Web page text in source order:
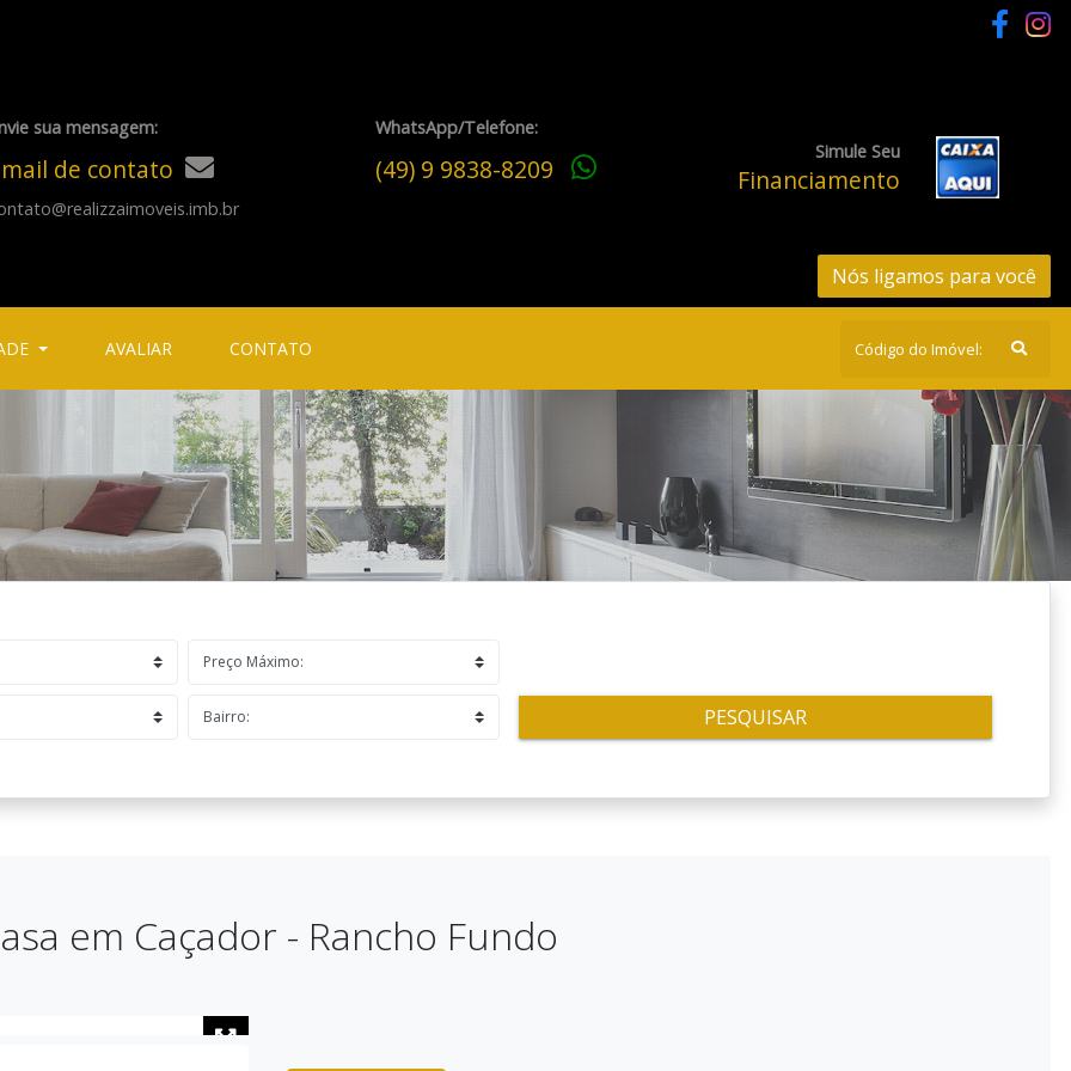
sua mensagem:
de contato
WhatsApp/Telefone:
(49) 9 9838-8209
Simule Seu
Financiamento
Nós ligamos para você
AVALIAR CONTATO
PESQUISAR
em Caçador - Rancho Fundo